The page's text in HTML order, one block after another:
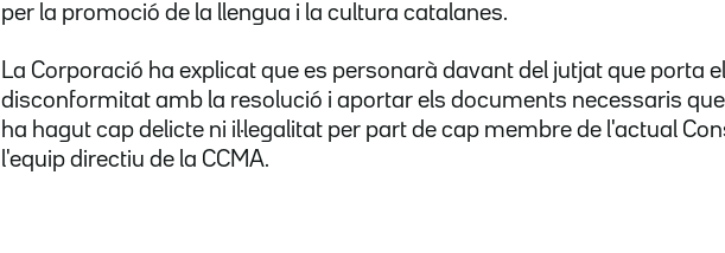
per la promoció de la llengua i la cultura catalanes.
La Corporació ha explicat que es personarà davant del jutjat que porta
disconformitat amb la resolució i aportar els documents necessaris
ha hagut cap delicte ni il·legalitat per part de cap membre de l'actual
l'equip directiu de la CCMA.